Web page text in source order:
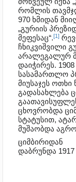
რომლის
970 ხმიდან
„გურიის
მეფესაც“.[1]
ჩხიკვიშვილი
არალეგალურ
დაიჭირეს.
სასამართლო
მიუსაჯეს ოთხი
გადასახლება
ცხოვრობდა
სტატუსით,
მუშაობდა
ციმბირიდან
დაბრუნდა 1917